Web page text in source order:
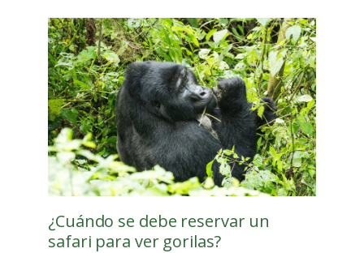
¿Cuándo se debe reservar un
safari para ver gorilas?